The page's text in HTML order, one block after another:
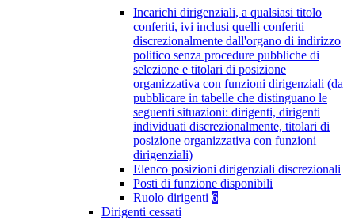
Incarichi dirigenziali, a qualsiasi titolo
conferiti, ivi inclusi quelli conferiti
discrezionalmente dall'organo di indirizzo
politico senza procedure pubbliche di
selezione e titolari di posizione
organizzativa con funzioni dirigenziali (da
pubblicare in tabelle che distinguano le
seguenti situazioni: dirigenti, dirigenti
individuati discrezionalmente, titolari di
posizione organizzativa con funzioni
dirigenziali)
Elenco posizioni dirigenziali discrezionali
Posti di funzione disponibili
Ruolo dirigenti 6
Dirigenti cessati